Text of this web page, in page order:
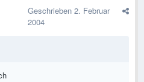
Geschrieben 2. Februar
2004